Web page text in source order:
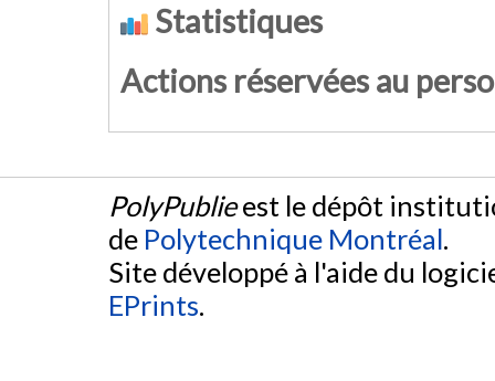
Statistiques
Actions réservées au
PolyPublieest le dépôt
de Polytechnique Montréal.
Site développé à l'aide du
EPrints.